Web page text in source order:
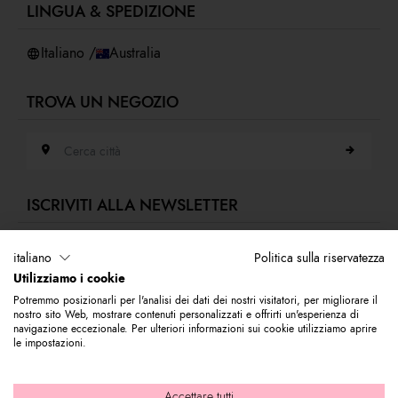
Accessibilità
LINGUA & SPEDIZIONE
Italiano / Australia
TROVA UN NEGOZIO
Cerca città
ISCRIVITI ALLA NEWSLETTER
Iscriviti alla nostra newsletter per rimanere sempre aggiornato sulle novità
del mondo Braccialini. Subito per te 10% di sconto da utilizzare sul tuo
primo acquisto.
italiano Politica sulla riservatezza
Utilizziamo i cookie
Potremmo posizionarli per l'analisi dei dati dei nostri visitatori, per migliorare il
nostro sito Web, mostrare contenuti personalizzati e offrirti un'esperienza di
navigazione eccezionale. Per ulteriori informazioni sui cookie utilizziamo aprire
le impostazioni.